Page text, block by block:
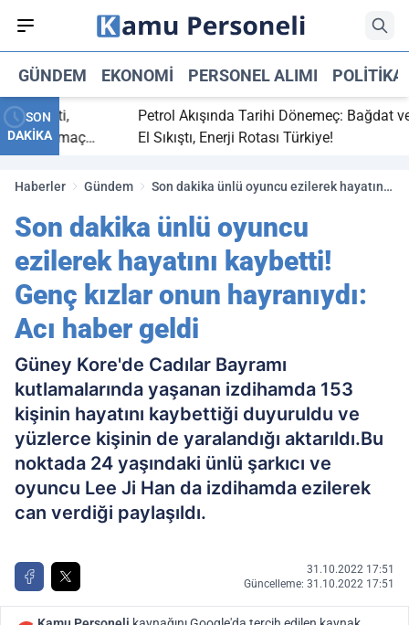
GÜNDEM EKONOMI PERSONEL ALIMI POLITIKA
SON
DAKİKA
bitti,
maç
Petrol Akışında Tarihi Dönemeç: Bağdat ve
El Sıkıştı, Enerji Rotası Türkiye!
Haberler Gündem
Son dakika ünlü oyuncu ezilerek hayatını
haber geldi
Son dakika ünlü oyuncu
ezilerek hayatını kaybetti!
Genç kızlar onun hayranıydı:
Acı haber geldi
Güney Kore'de Cadılar Bayramı
kutlamalarında yaşanan izdihamda 153
kişinin hayatını kaybettiği duyuruldu ve
yüzlerce kişinin de yaralandığı aktarıldı.Bu
noktada 24 yaşındaki ünlü şarkıcı ve
oyuncu Lee Ji Han da izdihamda ezilerek
can verdiği paylaşıldı.
31.10.2022 17:51
Güncelleme: 31.10.2022 17:51